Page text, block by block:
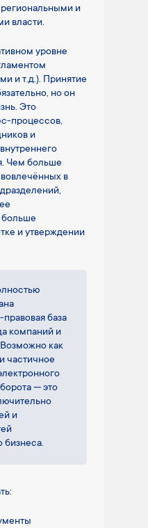
и
власти.
уровне
и т.д.). Принятие
но он
Это
процессов,
и
Чем больше
в
больше
и утверждении
база
компаний и
как
частичное
— это
и
бизнеса.